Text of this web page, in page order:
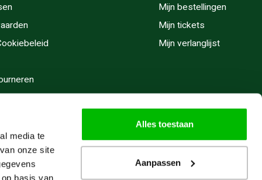
media te
onze site
basis van
Alles toestaan
Aanpassen
Mijn bestellingen
Mijn tickets
Mijn verlanglijst